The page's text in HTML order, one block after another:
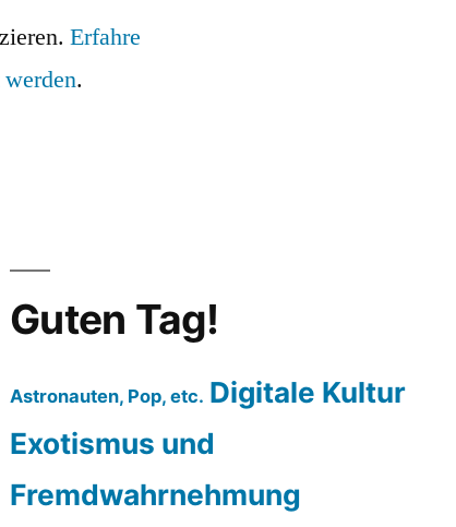
Erfahre
.
Guten Tag!
Astronauten, Pop, etc. Digitale Kultur
Exotismus und
Fremdwahrnehmung